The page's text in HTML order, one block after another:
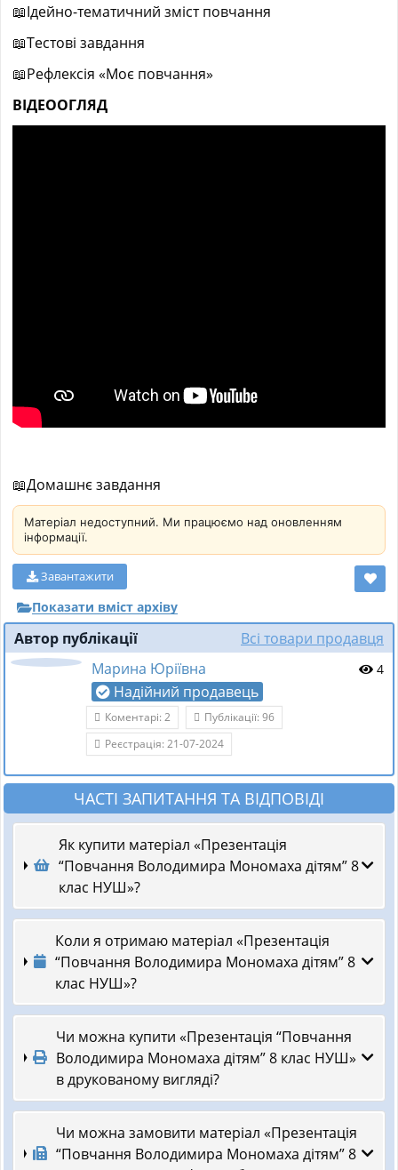
📖Ідейно-тематичний зміст повчання
📖Тестові завдання
📖Рефлексія «Моє повчання»
ВІДЕООГЛЯД
📖Домашнє завдання
Матеріал недоступний. Ми працюємо над оновленням
інформації.
Завантажити
Показати вміст архіву
Автор публікації
Всі товари продавця
Марина Юріївна
Надійний продавець
4
Коментарі: 2
Публікації: 96
Реєстрація: 21-07-2024
ЧАСТІ ЗАПИТАННЯ ТА ВІДПОВІДІ
Як купити матеріал «Презентація
“Повчання Володимира Мономаха дітям” 8
клас НУШ»?
Коли я отримаю матеріал «Презентація
“Повчання Володимира Мономаха дітям” 8
клас НУШ»?
Чи можна купити «Презентація “Повчання
Володимира Мономаха дітям” 8 клас НУШ»
в друкованому вигляді?
Чи можна замовити матеріал «Презентація
“Повчання Володимира Мономаха дітям” 8